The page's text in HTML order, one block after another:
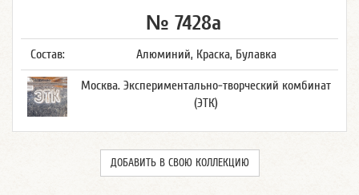
№ 7428а
Состав: Алюминий, Краска, Булавка
Москва. Экспериментально-творческий комбинат
(ЭТК)
ДОБАВИТЬ В СВОЮ КОЛЛЕКЦИЮ